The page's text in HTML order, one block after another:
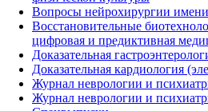
Вопросы нейрохирургии
Восстановительные
цифровая и предиктивная
Доказательная
Доказательная кардиология
Журнал неврологии и
Журнал неврологии и